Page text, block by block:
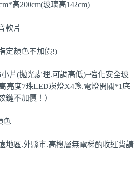
高200cm(玻璃高142cm)
軟片
定顏色不加價!)
片(拋光處理.可調高低)+強化安全玻
亮度7珠LED崁燈X4盞.電燈開關*1底
鏈不加價！）
色
地區.外縣市.高樓層無電梯酌收運費請